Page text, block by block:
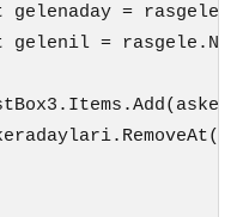
gelenaday =
gelenil =